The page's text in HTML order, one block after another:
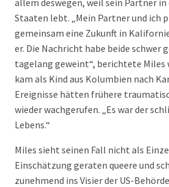
allem deswegen, weil sein Partner
Staaten lebt. „Mein Partner und ich
gemeinsam eine Zukunft in
er. Die Nachricht habe beide schwer
tagelang geweint“, berichtete Miles
kam als Kind aus Kolumbien nach
Ereignisse hätten frühere
wieder wachgerufen. „Es war der
Lebens.“
Miles sieht seinen Fall nicht als
Einschätzung geraten queere und
zunehmend ins Visier der US-